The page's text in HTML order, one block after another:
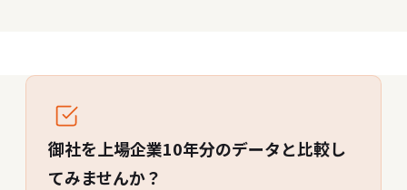
御社を上場企業10年分のデータと比較し
てみませんか？